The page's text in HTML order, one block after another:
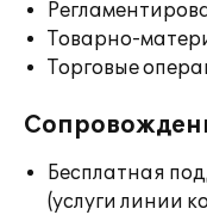
Товарно-
Торговые
Бесплатная
(услуги линии